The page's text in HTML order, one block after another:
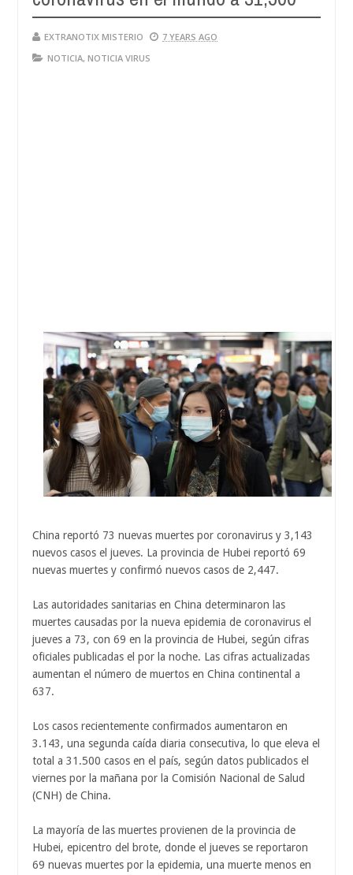
EXTRANOTIX MISTERIO
7 YEARS AGO
NOTICIA, NOTICIA VIRUS
China reportó 73 nuevas muertes por coronavirus y 3,143
nuevos casos el jueves. La provincia de Hubei reportó 69
nuevas muertes y confirmó nuevos casos de 2,447.
Las autoridades sanitarias en China determinaron las
muertes causadas por la nueva epidemia de coronavirus el
jueves a 73, con 69 en la provincia de Hubei, según cifras
oficiales publicadas el por la noche. Las cifras actualizadas
aumentan el número de muertos en China continental a
637.
Los casos recientemente confirmados aumentaron en
3.143, una segunda caída diaria consecutiva, lo que eleva el
total a 31.500 casos en el país, según datos publicados el
viernes por la mañana por la Comisión Nacional de Salud
(CNH) de China.
La mayoría de las muertes provienen de la provincia de
Hubei, epicentro del brote, donde el jueves se reportaron
69 nuevas muertes por la epidemia, una muerte menos en